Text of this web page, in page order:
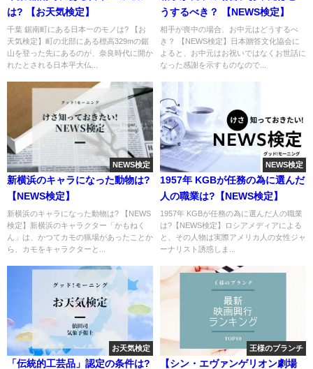
は? 【お天気検定】
千葉 鋸南町にある日本一のモノは? 【お
天気検定】町の北部にある標高329mの鋸
山を登った先にあるのが、奈良時代に開か
れたとされる日本平大仏...
うするべき？ 【NEWS検定】
相手が喪中の場合、お中元はどうするべ
き？ 【NEWS検定】日本贈答文化協会に
よると、お中元はお祝いではなくお世話に
なった感謝を示すものなので...
NEWS検定
新横浜のキャラになった動物は?
【NEWS検定】
新横浜のキャラになった動物は? 【NEWS
検定】新横浜のキャラクター「かもねく
ん」は、かつてカモの猟場があったことか
ら、カモをキャラクターと...
NEWS検定
1957年 KGBが任務の為に選んだ
人の職業は?【NEWS検定】
1957年 KGBが任務の為に選んだ人の職業
は?【NEWS検定】ロシアメディアによる
と、その人物は実際アメリカ人の女性ジャ
ーナリスト誘惑しま...
お天気検定
「伝統的工芸品」認定の条件は?
王様のブランチ
【シン・エヴァンゲリオン劇場